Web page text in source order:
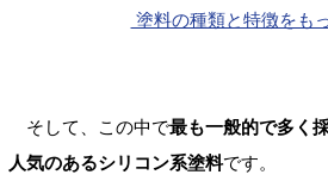
塗料の種類と特徴をも
そして、この中で最も一般的で多く
人気のあるシリコン系塗料です。